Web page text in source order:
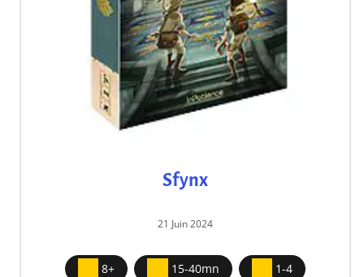
Sfynx
21 Juin 2024
8+ 15-40mn 1-4